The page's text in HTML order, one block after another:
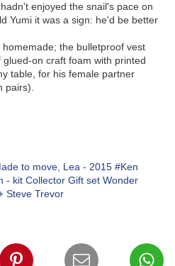
enjoyed the snail's pace on
Yumi it was a sign: he'd be better
the bulletproof vest
on craft foam with printed
table, for his female partner
pairs).
to move, Lea - 2015 #Ken
- kit Collector Gift set Wonder
Steve Trevor